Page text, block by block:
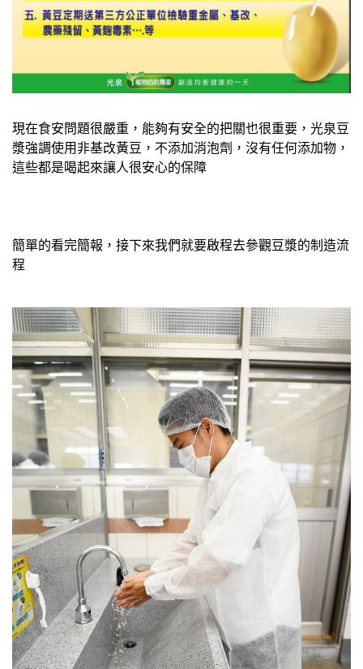
現在食安問題很嚴重，能夠有安全的把關也很重要，光泉豆
漿強調使用非基改黃豆，不添加消泡劑，沒有任何添加物，
這些都是喝起來讓人很安心的保障
簡單的看完簡報，接下來我們就要啟程去參觀豆漿的制造流
程